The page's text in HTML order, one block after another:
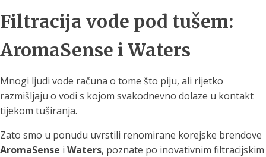
Filtracija vode pod tušem:
AromaSense i Waters
Mnogi ljudi vode računa o tome što piju, ali rijetko
razmišljaju o vodi s kojom svakodnevno dolaze u kontakt
tijekom tuširanja.
Zato smo u ponudu uvrstili renomirane korejske brendove
AromaSense i Waters, poznate po inovativnim filtracijskim